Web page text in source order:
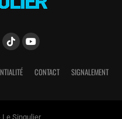
CONTACT SIGNALEMENT
Singulier